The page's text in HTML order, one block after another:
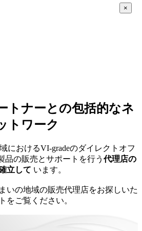
トナーとの包括的なネ
トワーク
におけるVI-gradeのダイレクトオフ
品の販売とサポートを行う代理店の
立して います。
いの地域の販売代理店をお探しいた
をご覧ください。
×